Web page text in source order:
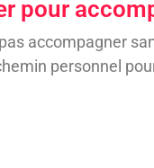
pour
accompagner
personnel